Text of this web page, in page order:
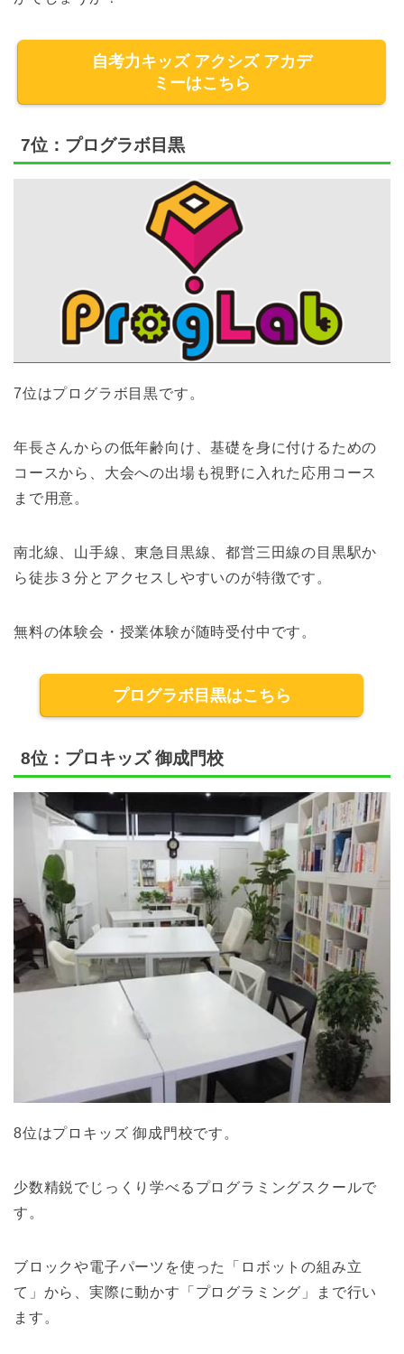
自考力キッズ アクシズ アカデ
ミーはこちら
7位：プログラボ目黒
7位はプログラボ目黒です。
年長さんからの低年齢向け、基礎を身に付けるための
コースから、大会への出場も視野に入れた応用コース
まで用意。
南北線、山手線、東急目黒線、都営三田線の目黒駅か
ら徒歩３分とアクセスしやすいのが特徴です。
無料の体験会・授業体験が随時受付中です。
プログラボ目黒はこちら
8位：プロキッズ 御成門校
8位はプロキッズ 御成門校です。
少数精鋭でじっくり学べるプログラミングスクールで
す。
ブロックや電子パーツを使った「ロボットの組み立
て」から、実際に動かす「プログラミング」まで行い
ます。